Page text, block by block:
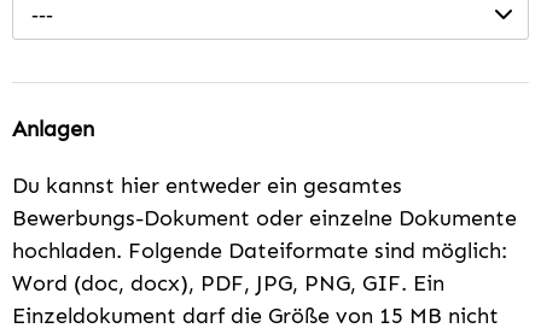
---
Anlagen
Du kannst hier entweder ein gesamtes
Bewerbungs-Dokument oder einzelne Dokumente
hochladen. Folgende Dateiformate sind möglich:
Word (doc, docx), PDF, JPG, PNG, GIF. Ein
Einzeldokument darf die Größe von 15 MB nicht